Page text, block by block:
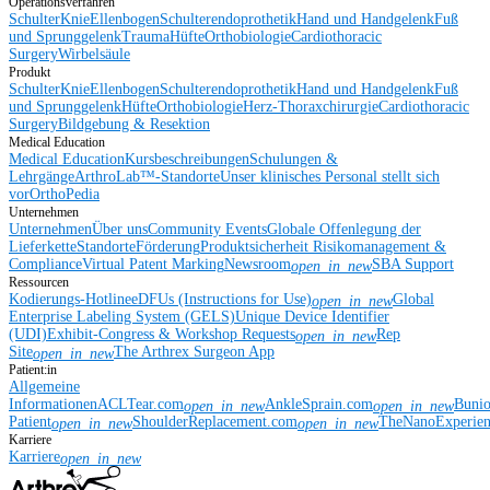
Operationsverfahren
SchulterKnieEllenbogenSchulterendoprothetikHand und HandgelenkFuß
und SprunggelenkTraumaHüfteOrthobiologieCardiothoracic
SurgeryWirbelsäule
Produkt
SchulterKnieEllenbogenSchulterendoprothetikHand und HandgelenkFuß
und SprunggelenkHüfteOrthobiologieHerz-ThoraxchirurgieCardiothoracic
SurgeryBildgebung & Resektion
Medical Education
Medical EducationKursbeschreibungenSchulungen &
LehrgängeArthroLab™-StandorteUnser klinisches Personal stellt sich
vorOrthoPedia
Unternehmen
UnternehmenÜber unsCommunity EventsGlobale Offenlegung der
LieferketteStandorteFörderungProduktsicherheit Risikomanagement &
ComplianceVirtual Patent MarkingNewsroomopen_in_newSBA Support
Ressourcen
Kodierungs-HotlineeDFUs (Instructions for Use)open_in_newGlobal
Enterprise Labeling System (GELS)Unique Device Identifier
(UDI)Exhibit-Congress & Workshop Requestsopen_in_newRep
Siteopen_in_newThe Arthrex Surgeon App
Patient:in
Allgemeine
InformationenACLTear.comopen_in_newAnkleSprain.comopen_in_new
Patientopen_in_newShoulderReplacement.comopen_in_new
Karriere
Karriereopen_in_new